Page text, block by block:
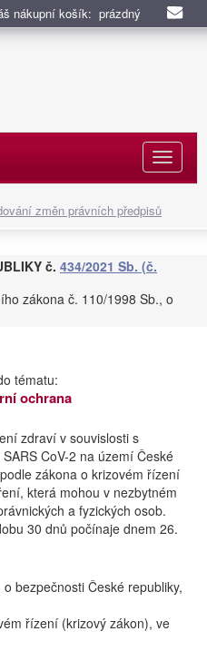
nákupní košík: prázdný
změn právních předpisů
č. 434/2021 Sb. (č.
zákona č. 110/1998 Sb., o
tématu:
ochrana
zdraví v souvislosti s
CoV-2 na území České
zákona o krizovém řízení
která mohou v nezbytném
a fyzických osob.
30 dnů počínaje dnem 26.
bezpečnosti České republiky,
řízení (krizový zákon), ve